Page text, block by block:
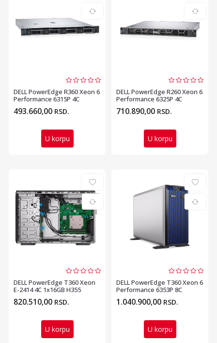
DELL PowerEdge R360 Xeon 6
Performance 6315P 4C
1x16GB H355 1x2TB 7...
493.660,00 RSD.
U korpu
DELL PowerEdge R260 Xeon 6
Performance 6325P 4C
1x16GB H355 1x480GB...
710.890,00 RSD.
U korpu
DELL PowerEdge T360 Xeon
E-2414 4C 1x16GB H355
1x2TB 700W (1+1) 3yr...
820.510,00 RSD.
U korpu
DELL PowerEdge T360 Xeon 6
Performance 6353P 8C
1x32GB H755 2x960GB...
1.040.900,00 RSD.
U korpu